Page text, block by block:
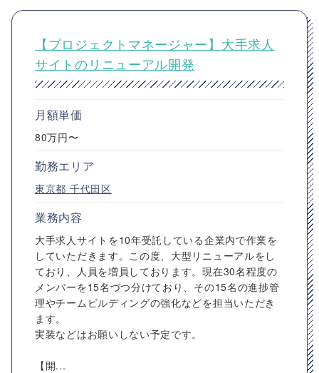
【プロジェクトマネージャー】大手求人
サイトのリニューアル開発
月額単価
80万円〜
勤務エリア
東京都 千代田区
業務内容
大手求人サイトを10年受託している企業内で作業を
していただきます。この度、大型リニューアルをし
ており、人員を増員しております。現在30名程度の
メンバーを15名づつ分けており、その15名の進捗管
理やチームビルディングの強化などを担当いただき
ます。
実装などはお願いしない予定です。
【開...